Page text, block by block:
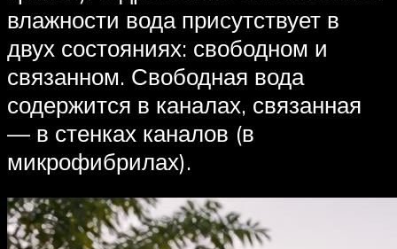
влажности вода присутствует в
двух состояниях: свободном и
связанном. Свободная вода
содержится в каналах, связанная
— в стенках каналов (в
микрофибрилах).